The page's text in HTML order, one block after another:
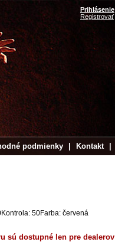
Prihlásenie
Registrovať
podmienky Kontakt
50Farba: červená
sú dostupné len pre dealerov